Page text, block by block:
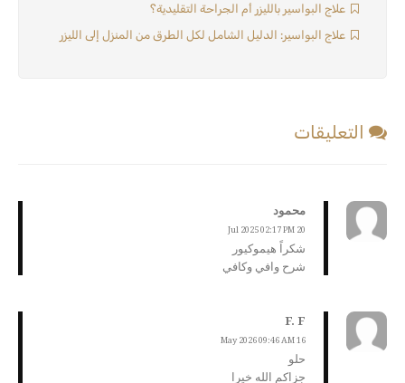
علاج البواسير بالليزر أم الجراحة التقليدية؟
علاج البواسير: الدليل الشامل لكل الطرق من المنزل إلى الليزر
التعليقات
محمود
20 Jul 2025 02:17 PM
شكراً هيموكيور
شرح وافي وكافي
F. F
16 May 2026 09:46 AM
حلو
جزاكم الله خيرا